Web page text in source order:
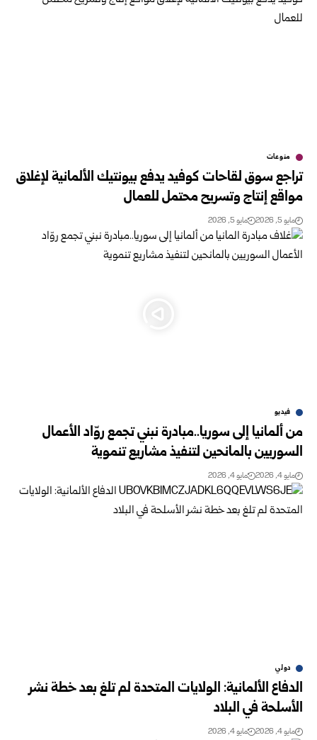
منوعات
تراجع سوق لقاحات كوفيد يدفع بيونتيك الألمانية لإغلاق
مواقع إنتاج وتسريح محتمل للعمال
مايو 5, 2026 مايو 5, 2026
فيديو
من ألمانيا إلى سوريا..مبادرة نبني تجمع روّاد الأعمال
السوريين بالمانحين لتنفيذ مشاريع تنموية
مايو 4, 2026 مايو 4, 2026
دولي
الدفاع الألمانية: الولايات المتحدة لم تلغ بعد خطة نشر
الأسلحة في البلاد
مايو 4, 2026 مايو 4, 2026